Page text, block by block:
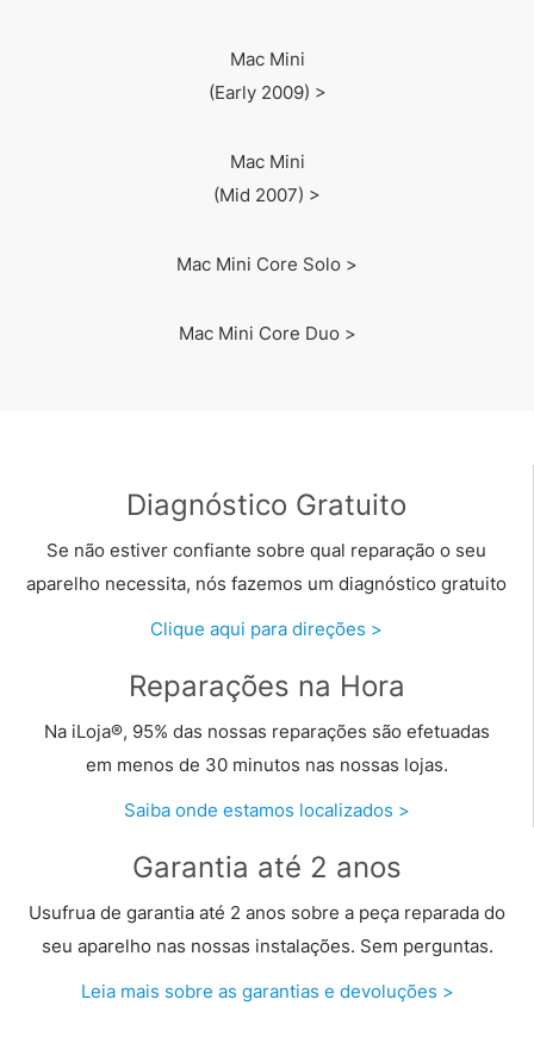
Mac Mini
(Early 2009) >
Mac Mini
(Mid 2007) >
Mac Mini Core Solo >
Mac Mini Core Duo >
Diagnóstico Gratuito
Se não estiver confiante sobre qual reparação o seu
aparelho necessita, nós fazemos um diagnóstico gratuito
Clique aqui para direções >
Reparações na Hora
Na iLoja®, 95% das nossas reparações são efetuadas
em menos de 30 minutos nas nossas lojas.
Saiba onde estamos localizados >
Garantia até 2 anos
Usufrua de garantia até 2 anos sobre a peça reparada do
seu aparelho nas nossas instalações. Sem perguntas.
Leia mais sobre as garantias e devoluções >